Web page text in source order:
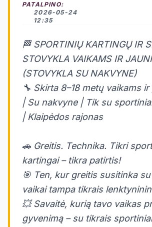
PATALPINO:
2026-05-24
12:35
🏁 SPORTINIŲ KARTINGŲ IR
STOVYKLA VAIKAMS IR
(STOVYKLA SU NAKVYNE)
🔧 Skirta 8–18 metų vaikams
| Su nakvyne | Tik su
| Klaipėdos rajonas
🚗 Greitis. Technika. Tikri
kartingai – tikra patirtis!
🎯 Ten, kur greitis susitinka
vaikai tampa tikrais
💥 Savaitė, kurią tavo vaikas
gyvenimą – su tikrais